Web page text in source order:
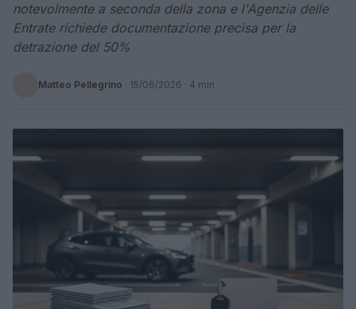
notevolmente a seconda della zona e l'Agenzia delle
Entrate richiede documentazione precisa per la
detrazione del 50%
Matteo Pellegrino · 15/06/2026 · 4 min